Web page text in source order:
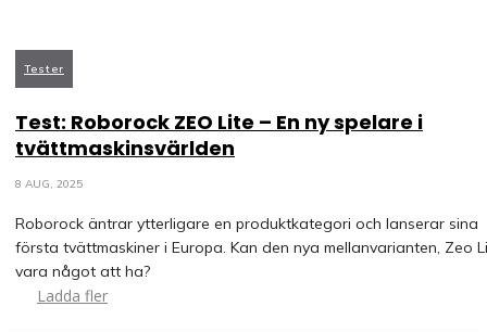
Tester
Test: Roborock ZEO Lite – En ny spelare i
tvättmaskinsvärlden
8 AUG, 2025
Roborock äntrar ytterligare en produktkategori och lanserar sina
första tvättmaskiner i Europa. Kan den nya mellanvarianten, Zeo
vara något att ha?
Ladda fler